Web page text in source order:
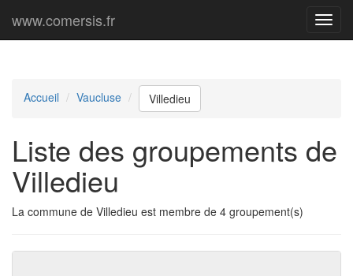
Menu
www.comersis.fr
Accueil Vaucluse Villedieu
Liste des groupements de
Villedieu
La commune de Villedieu est membre de 4 groupement(s)